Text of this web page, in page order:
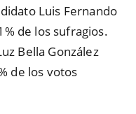
Luis Fernando
de los sufragios.
Bella González
de los votos